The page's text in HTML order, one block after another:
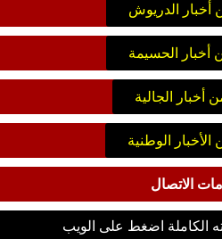
أخبار الدريوش
أخبار الحسيمة
أخبار الجالية
الأخبار الوطنية
الاتصال
الكاملة اضغط على الويب